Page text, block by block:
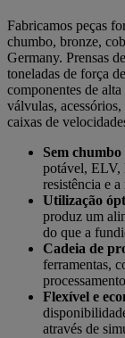
Fabricamos peças
chumbo, bronze,
Germany. Prensas
toneladas de força
componentes de
válvulas,
caixas de
Sem
potável, ELV,
resistência e
Utilização
produz um
do que a
Cadeia de
ferramentas,
Flexível e
através de